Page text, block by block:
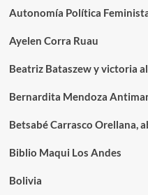
Autonomía Política
Ayelen Corra Ruau
Beatriz Bataszew y victoria
Bernardita Mendoza
Betsabé Carrasco Orellana,
Biblio Maqui Los Andes
Bolivia